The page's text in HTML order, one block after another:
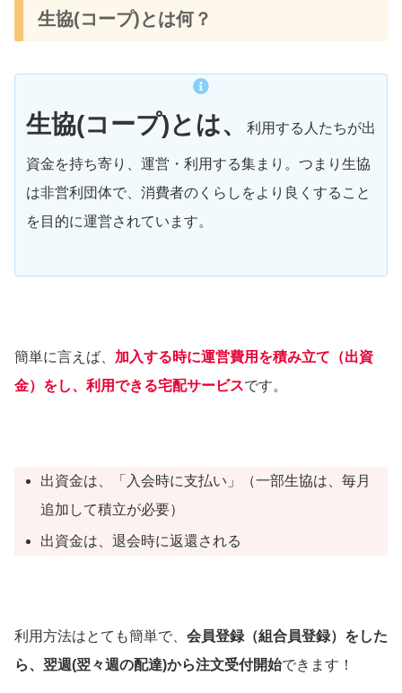
生協(コープ)とは何？
生協(コープ)とは、 利用する人たちが出
資金を持ち寄り、運営・利用する集まり。つまり生協
は非営利団体で、消費者のくらしをより良くすること
を目的に運営されています。
簡単に言えば、 加入する時に運営費用を積み立て（出資
金）をし、利用できる宅配サービスです。
出資金は、「入会時に支払い」（一部生協は、毎月
追加して積立が必要）
出資金は、退会時に返還される
利用方法はとても簡単で、 会員登録（組合員登録）をした
ら、翌週(翌々週の配達)から注文受付開始できます！